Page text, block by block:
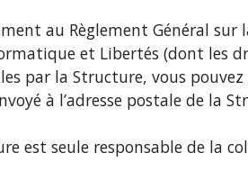
au Règlement Général sur
et Libertés (dont les
par la Structure, vous
à l’adresse postale de la
est seule responsable de la